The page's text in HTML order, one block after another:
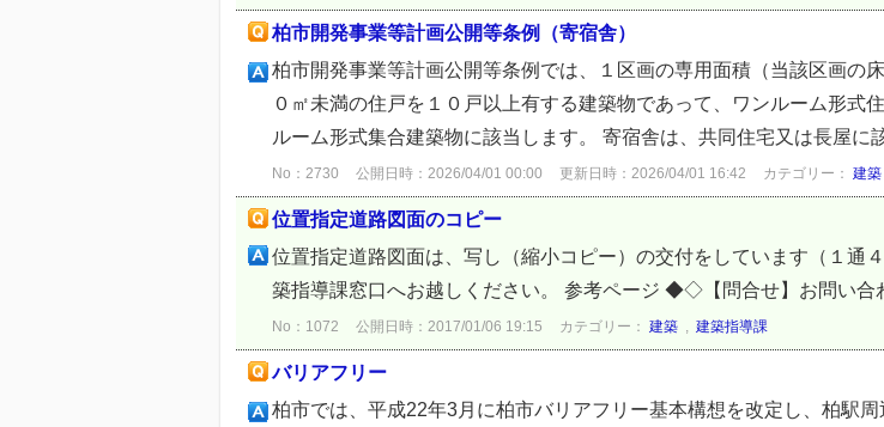
柏市開発事業等計画公開等条例（寄宿舎）
柏市開発事業等計画公開等条例では、１区画の専用面積（当該区画の
０㎡未満の住戸を１０戸以上有する建築物であって、ワンルーム形式
ルーム形式集合建築物に該当します。 寄宿舎は、共同住宅又は長屋に
No：2730 公開日時：2026/04/01 00:00 更新日時：2026/04/01 16:42 カテゴリー： 建築
位置指定道路図面のコピー
位置指定道路図面は、写し（縮小コピー）の交付をしています（１通
築指導課窓口へお越しください。 参考ページ ◆◇【問合せ】お問い
No：1072 公開日時：2017/01/06 19:15 カテゴリー： 建築 , 建築指導課
バリアフリー
柏市では、平成22年3月に柏市バリアフリー基本構想を改定し、柏駅